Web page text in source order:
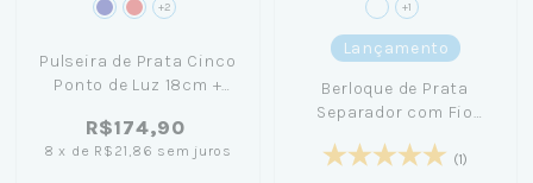
+2
Pulseira de Prata Cinco
Ponto de Luz 18cm +
R$174,90
8 x de R$21,86 sem juros
+1
Lançamento
Berloque de Prata
Separador com Fio
(1)